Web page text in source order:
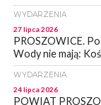
WYDARZENIA
27 lipca 2026
PROSZOWICE.
Wody nie mają:
WYDARZENIA
24 lipca 2026
POWIAT